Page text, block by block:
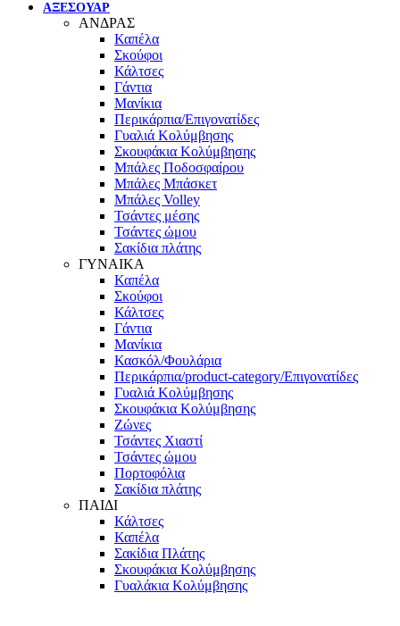
ΑΞΕΣΟΥΑΡ
ΑΝΔΡΑΣ
Καπέλα
Σκούφοι
Κάλτσες
Γάντια
Μανίκια
Περικάρπια/Επιγονατίδες
Γυαλιά Κολύμβησης
Σκουφάκια Κολύμβησης
Μπάλες Ποδοσφαίρου
Μπάλες Μπάσκετ
Μπάλες Volley
Τσάντες μέσης
Τσάντες ώμου
Σακίδια πλάτης
ΓΥΝΑΙΚΑ
Καπέλα
Σκούφοι
Κάλτσες
Γάντια
Μανίκια
Κασκόλ/Φουλάρια
Περικάρπια/product-category/Επιγονατίδες
Γυαλιά Κολύμβησης
Σκουφάκια Κολύμβησης
Ζώνες
Τσάντες Χιαστί
Τσάντες ώμου
Πορτοφόλια
Σακίδια πλάτης
ΠΑΙΔΙ
Κάλτσες
Καπέλα
Σακίδια Πλάτης
Σκουφάκια Κολύμβησης
Γυαλάκια Κολύμβησης